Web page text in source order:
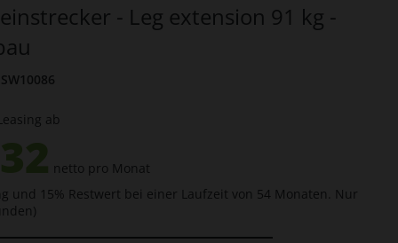
- Leg extension 91 kg -
SW10086
ab
netto pro Monat
und 15% Restwert bei einer Laufzeit von 54 Monaten. Nur